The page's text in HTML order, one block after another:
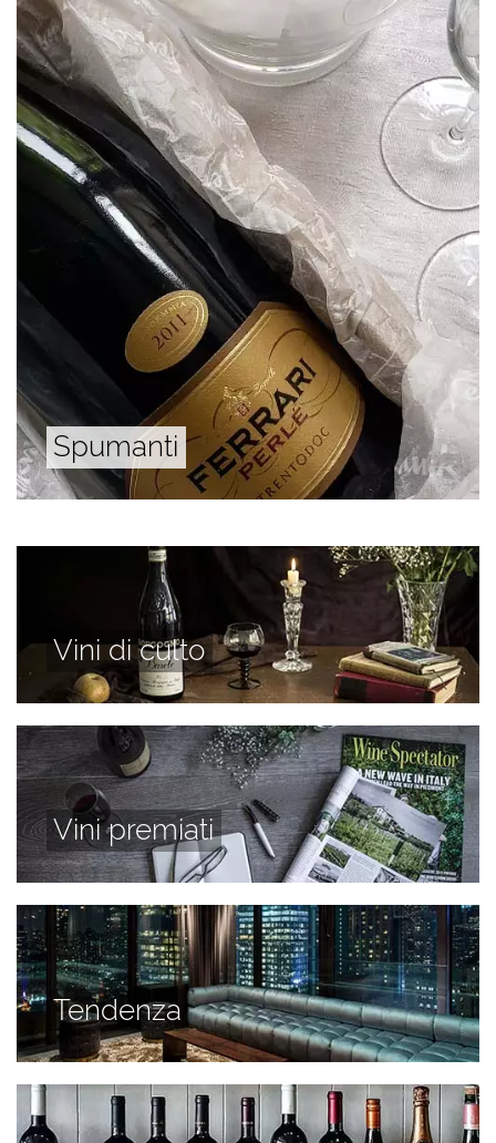
Spumanti
Vini di culto
Vini premiati
Tendenza